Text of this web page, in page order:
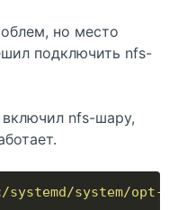
но место
подключить nfs-
nfs-шару,